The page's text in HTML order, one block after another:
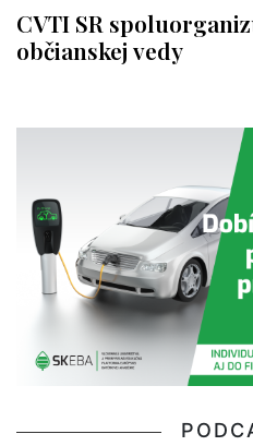
CVTI SR
občianskej vedy